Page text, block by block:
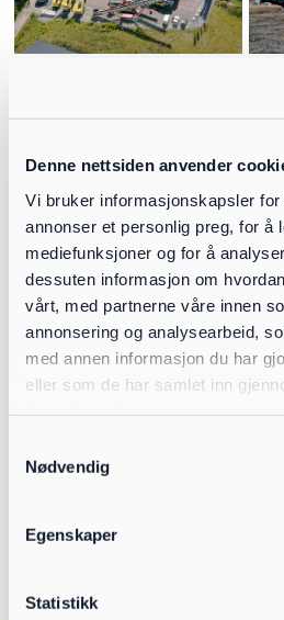
Denne nettsiden anvender
Vi bruker informasjonskapsler for
annonser et personlig preg, for å
mediefunksjoner og for å
dessuten informasjon om
vårt, med partnerne våre innen
annonsering og analysearbeid,
med annen informasjon du har
eller som de har samlet inn
Nødvendig
Egenskaper
Statistikk